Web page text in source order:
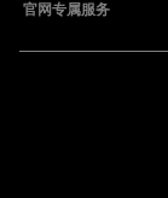
官网专属服务